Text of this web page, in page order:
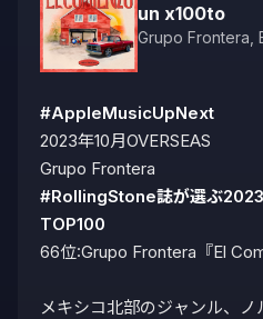
un x100to
Grupo Frontera
#AppleMusicUpNext
2023年10月OVERSEAS
#RollingStone誌が選ぶ
TOP100
66位:Grupo Frontera『El
メキシコ北部のジャンル、